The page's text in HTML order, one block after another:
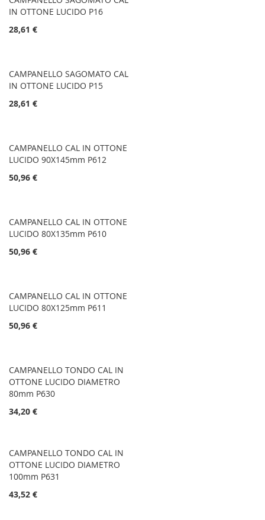
IN OTTONE LUCIDO P16
28,61 €
CAMPANELLO SAGOMATO CAL
IN OTTONE LUCIDO P15
28,61 €
CAMPANELLO CAL IN OTTONE
LUCIDO 90X145mm P612
50,96 €
CAMPANELLO CAL IN OTTONE
LUCIDO 80X135mm P610
50,96 €
CAMPANELLO CAL IN OTTONE
LUCIDO 80X125mm P611
50,96 €
CAMPANELLO TONDO CAL IN
OTTONE LUCIDO DIAMETRO
80mm P630
34,20 €
CAMPANELLO TONDO CAL IN
OTTONE LUCIDO DIAMETRO
100mm P631
43,52 €